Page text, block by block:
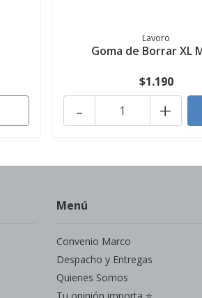
Lavoro
Goma de Borrar XL
$1.190
+
-
Menú
Convenio Marco
Despacho y Entregas
Quienes Somos